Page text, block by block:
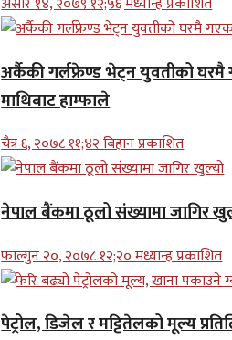
अर्कैकी गर्लफ्रेण्ड भेट्न युवतीको
माथिबाट हाम्फाले
चैत्र ६, २०७८ ११;४२ बिहान प्रकाशित
नेपाल बैंकमा ठूलो संख्यामा जागिर
फाल्गुन २०, २०७८ १२;२० मध्यान्ह प्रकाशित
पेट्रोल, डिजेल र मट्टितेलको मूल्य